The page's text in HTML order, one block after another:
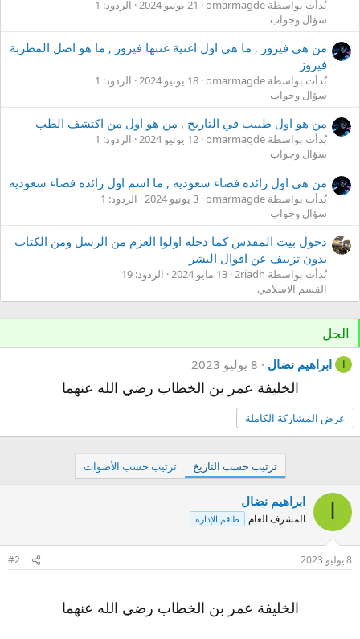
بُدأت بواسطة omarmagde 21 يونيو 2024
الردود: 1
سؤال وجواب
من هي فيروز , ما هي اول اغنية غنتها فيروز , ما هو اصل المطربة
فيروز
بُدأت بواسطة omarmagde 18 يونيو 2024
الردود: 1
سؤال وجواب
من هو اول طبيب في التاريخ , من هو اول من اكتشف الطب
بُدأت بواسطة omarmagde 12 يونيو 2024
الردود: 1
سؤال وجواب
من هي اول رائده فضاء سعوديه , ما اسم اول رائده فضاء سعوديه
بُدأت بواسطة omarmagde 3 يونيو 2024
الردود: 1
سؤال وجواب
دخول بيت المقدس كما دخله اولوا العزم من الرسل ومن الكتاب
بدون تزييف عن اقوال البشر
بُدأت بواسطة 2riadh 13 مايو 2024
الردود: 19
القسم الاسلامي
الحل
ابراهيم نضال 8 يوليو 2023
الخليفة عمر بن الخطاب رضي الله عنهما
عرض المشاركة الكاملة
ترتيب حسب التاريخ ترتيب حسب الأصوات
ابراهيم نضال
المشرف العام طاقم الإدارة
8 يوليو 2023 #2
الخليفة عمر بن الخطاب رضي الله عنهما